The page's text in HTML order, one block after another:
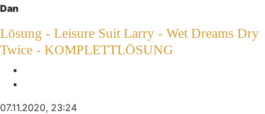
Dan
Lösung - Leisure Suit Larry - Wet Dreams Dry
Twice - KOMPLETTLÖSUNG
07.11.2020, 23:24